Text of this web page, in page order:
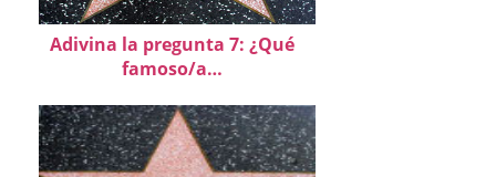
Adivina la pregunta 7: ¿Qué
famoso/a…